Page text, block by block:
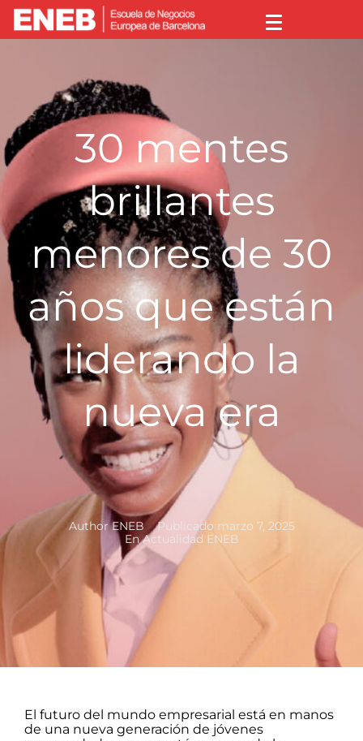
30 mentes
brillantes
menores de 30
años que están
liderando la
nueva era
AuthorENEB Publicado marzo 7, 2025
En Actualidad ENEB
El futuro del mundo empresarial está en manos
de una nueva generación de jóvenes